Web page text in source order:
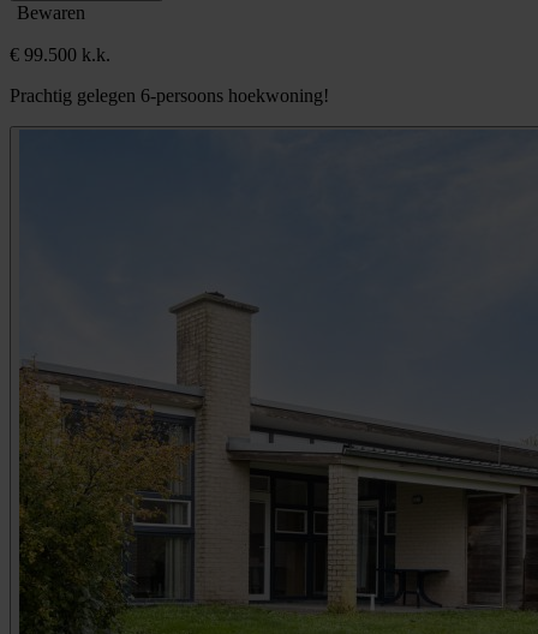
Bewaren
€ 99.500 k.k.
Prachtig gelegen 6-persoons hoekwoning!